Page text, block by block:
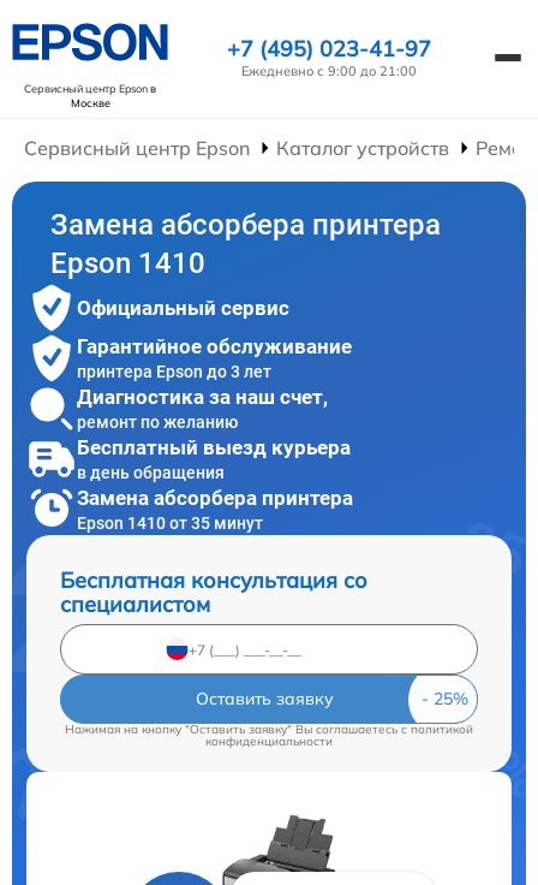
Сервисный центр Epsonв
Москве
+7 (495) 023-41-97
Ежедневно с 9:00 до 21:00
Сервисный центр Epson Каталог устройств
Замена абсорбера принтера
Epson 1410
Официальный сервис
Гарантийное обслуживание
принтера Epson до 3 лет
Диагностика за наш счет,
ремонт по желанию
Бесплатный выезд курьера
в день обращения
Замена абсорбера принтера
Epson 1410 от 35 минут
Бесплатная консультация со
специалистом
Оставить заявку
Нажимая на кнопку "Оставить заявку" Вы соглашаетесь cполитикой
конфиденциальности